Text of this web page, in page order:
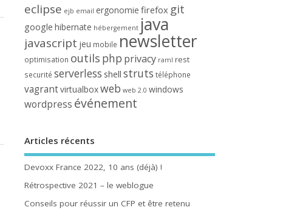
eclipse ejb email ergonomie firefox git
google hibernate hébergement java
javascript jeu mobile newsletter
optimisation outils php privacy raml rest
securité serverless shell struts téléphone
vagrantvirtualboxweb web 2.0 windows
wordpress événement
Articles récents
Devoxx France 2022, 10 ans (déjà) !
Rétrospective 2021 – le weblogue
Conseils pour réussir un CFP et être retenu